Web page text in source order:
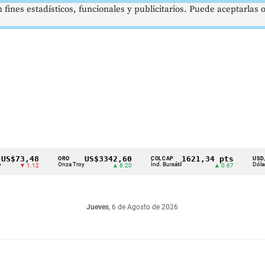
1.12
ORO
Onza Troy
US$3342,60 COLCAP
Índ. Bursátil
1621,34 pts USD/COP
Dólar Spot
Jueves, 6 de Agosto de 2026
estadísticos, funcionales y publicitarios. Puede aceptarlas